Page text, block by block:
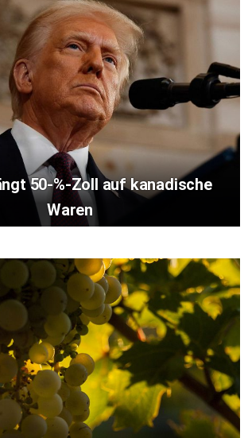
50-%-Zoll auf kanadische
Waren